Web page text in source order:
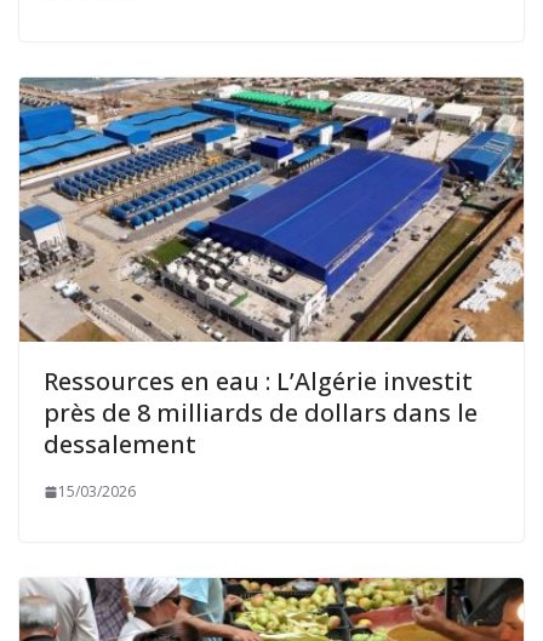
Ressources en eau : L’Algérie investit
près de 8 milliards de dollars dans le
dessalement
15/03/2026